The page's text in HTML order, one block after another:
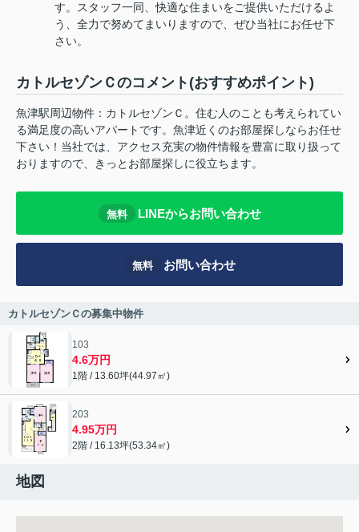
す。スタッフ一同、快適な住まいをご提供いただけるよ
う、全力で努めてまいりますので、ぜひ当社にお任せ下
さい。
カトルセゾンＣのコメント(おすすめポイント)
魚津駅周辺物件：カトルセゾンＣ。住む人のことも考えられてい
る満足度の高いアパートです。魚津近くのお部屋探しならお任せ
下さい！当社では、アクセス充実の物件情報を豊富に取り扱って
おりますので、きっとお部屋探しに役立ちます。
無料 LINEからお問い合わせ
無料 お問い合わせ
カトルセゾンＣの募集中物件
103
4.6万円
1階 / 13.60坪(44.97㎡)
203
4.95万円
2階 / 16.13坪(53.34㎡)
地図